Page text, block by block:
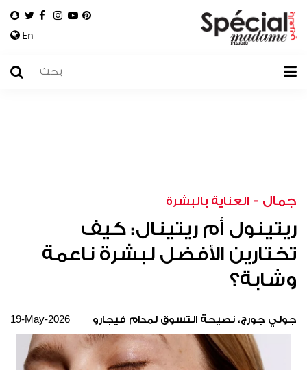
En
جمال - العناية بالبشرة
ريتينول أم ريتينال: كيف
تختارين الأفضل لبشرة ناعمة
وشابة؟
جولي جورج، نصيحة التسوق لمدام فيجارو 19-May-2026